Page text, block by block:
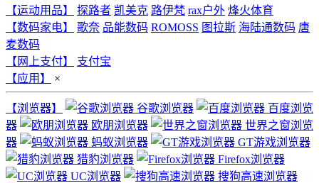
【运动用品】
探路者 凯美克 路伊梵 rax户外 烽火体育
【数码家电】
歌奈 品能数码 ROMOSS 图拉斯 海陆通数码 唐
麦数码
【网上支付】
支付宝
【应用】
×
【浏览器】 谷歌浏览器
百度浏览
器
欧朋浏览器
世界之窗浏览
器
蚂蚁浏览器
GT游戏浏览器
猎豹浏览器
Firefox浏览器
UC浏览器
搜狗高速浏览器